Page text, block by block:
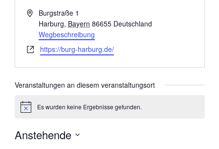
A
e
s
s
Burgstraße 1
Harburg, Bayern 86655 Deutschland
Wegbeschreibung
W
b
i
t
https://burg-harburg.de/
Veranstaltungen an diesem veranstaltungsort
H
w
e
Es wurden keine Ergebnisse gefunden.
Anstehende